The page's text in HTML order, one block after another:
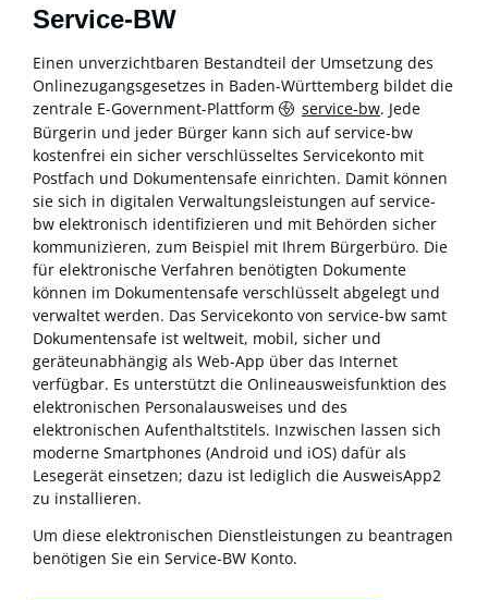
Service-BW
Einen unverzichtbaren Bestandteil der Umsetzung des
Onlinezugangsgesetzes in Baden-Württemberg bildet die
zentrale E-Government-Plattform
service-bw. Jede
Bürgerin und jeder Bürger kann sich auf service-bw
kostenfrei ein sicher verschlüsseltes Servicekonto mit
Postfach und Dokumentensafe einrichten. Damit können
sie sich in digitalen Verwaltungsleistungen auf service-
bw elektronisch identifizieren und mit Behörden sicher
kommunizieren, zum Beispiel mit Ihrem Bürgerbüro. Die
für elektronische Verfahren benötigten Dokumente
können im Dokumentensafe verschlüsselt abgelegt und
verwaltet werden. Das Servicekonto von service-bw samt
Dokumentensafe ist weltweit, mobil, sicher und
geräteunabhängig als Web-App über das Internet
verfügbar. Es unterstützt die Onlineausweisfunktion des
elektronischen Personalausweises und des
elektronischen Aufenthaltstitels. Inzwischen lassen sich
moderne Smartphones (Android und iOS) dafür als
Lesegerät einsetzen; dazu ist lediglich die AusweisApp2
zu installieren.
Um diese elektronischen Dienstleistungen zu beantragen
benötigen Sie ein Service-BW Konto.